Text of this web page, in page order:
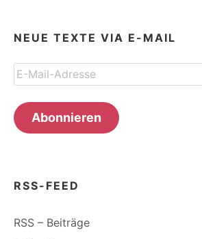
NEUE TEXTE VIA E-MAIL
E-
Mail-
Adresse
Abonnieren
RSS-FEED
RSS – Beiträge